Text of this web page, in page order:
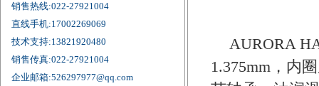
销售热线:022-27921004
直线手机:17002269069
技术支持:13821920480
销售传真:022-27921004
企业邮箱:526297977@qq.com
AURORA
1.375mm，内